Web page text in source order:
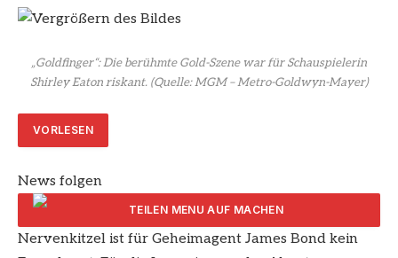
„Goldfinger“: Die berühmte Gold-Szene war für Schauspielerin
Shirley Eaton riskant.(Quelle: MGM – Metro-Goldwyn-Mayer)
VORLESEN
News folgen
ARTIKEL TEILEN
Nervenkitzel ist für Geheimagent James Bond kein